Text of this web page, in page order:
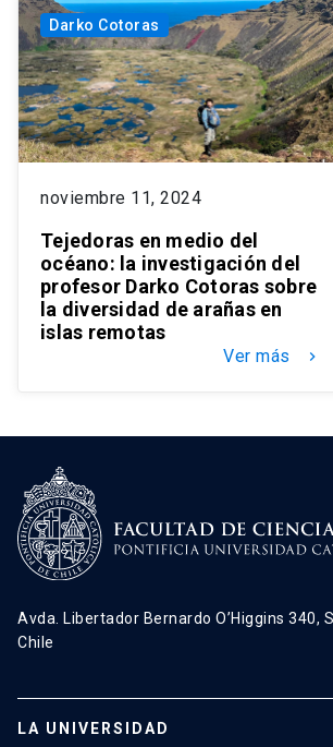
Darko Cotoras
noviembre 11, 2024
Tejedoras en medio del
océano: la investigación del
profesor Darko Cotoras sobre
la diversidad de arañas en
islas remotas
Ver más keyboard_arrow_right
Avda. Libertador Bernardo O’Higgins 340,
Chile
LA UNIVERSIDAD